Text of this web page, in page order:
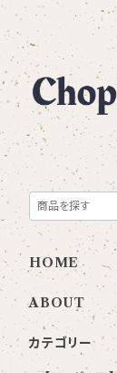
HOME
ABOUT
カテゴリー